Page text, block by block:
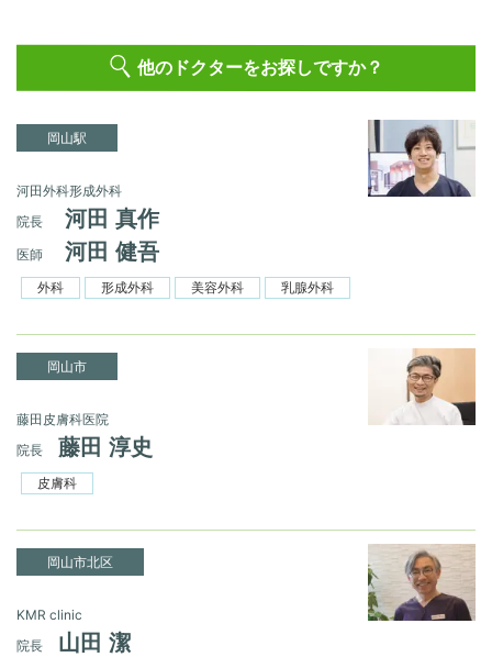
他のドクターをお探しですか？
岡山駅
河田外科形成外科
院長
河田 真作
医師 河田 健吾
外科 形成外科 美容外科 乳腺外科
岡山市
藤田皮膚科医院
院長
藤田 淳史
皮膚科
岡山市北区
KMR clinic
院長
山田 潔